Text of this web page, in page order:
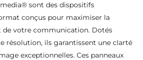
sont des dispositifs
conçus pour maximiser la
de votre communication. Dotés
résolution, ils garantissent une clarté
exceptionnelles. Ces panneaux